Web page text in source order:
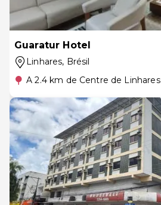
Guaratur Hotel
Linhares, Brésil
A 2.4 km de Centre de Linhares